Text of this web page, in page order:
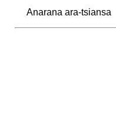
Anarana ara-tsiansa